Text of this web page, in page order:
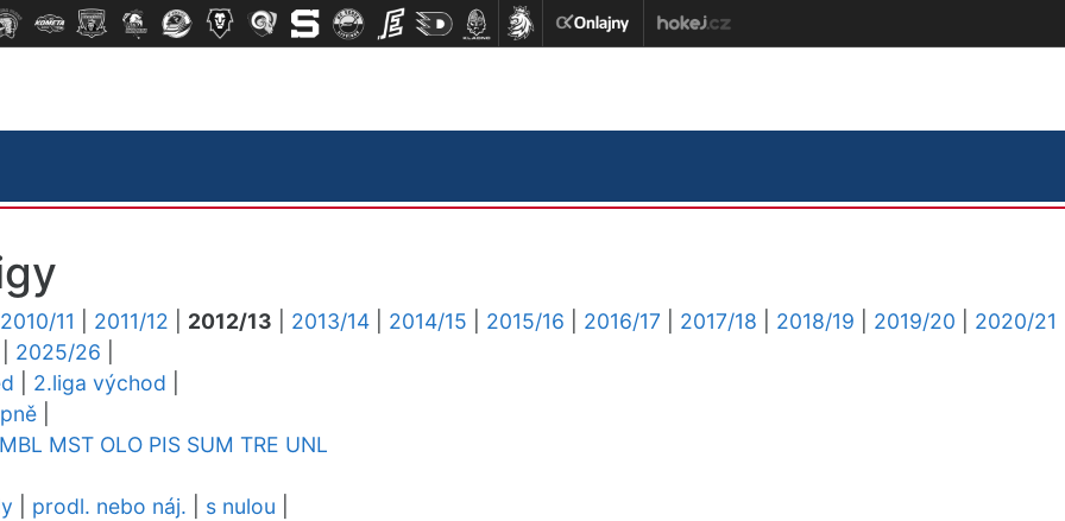
2010/11 2011/12 2012/13 2013/14 2014/15 2015/16 2016/17 2017/18 2018/19 2019/20
2020/21
2025/26
2.liga východ
MBL MST OLO PIS SUM TRE UNL
prodl. nebo náj. s nulou